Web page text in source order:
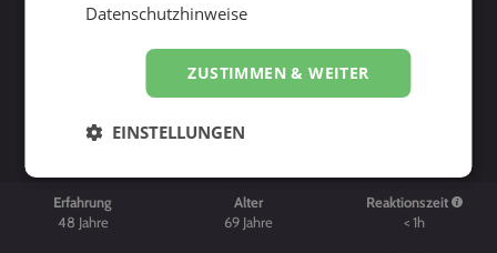
Erfahrung
48 Jahre
Alter
69 Jahre
Reaktionszeit
< 1h
Datenschutzhinweise
ZUSTIMMEN & WEITER
EINSTELLUNGEN